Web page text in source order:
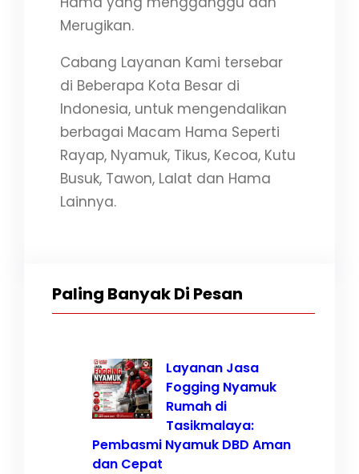
Merugikan.
Cabang Layanan Kami tersebar
di Beberapa Kota Besar di
Indonesia, untuk mengendalikan
berbagai Macam Hama Seperti
Rayap, Nyamuk, Tikus, Kecoa, Kutu
Busuk, Tawon, Lalat dan Hama
Lainnya.
Paling Banyak Di Pesan
Layanan Jasa
Fogging Nyamuk
Rumah di
Tasikmalaya:
Pembasmi Nyamuk DBD Aman
dan Cepat